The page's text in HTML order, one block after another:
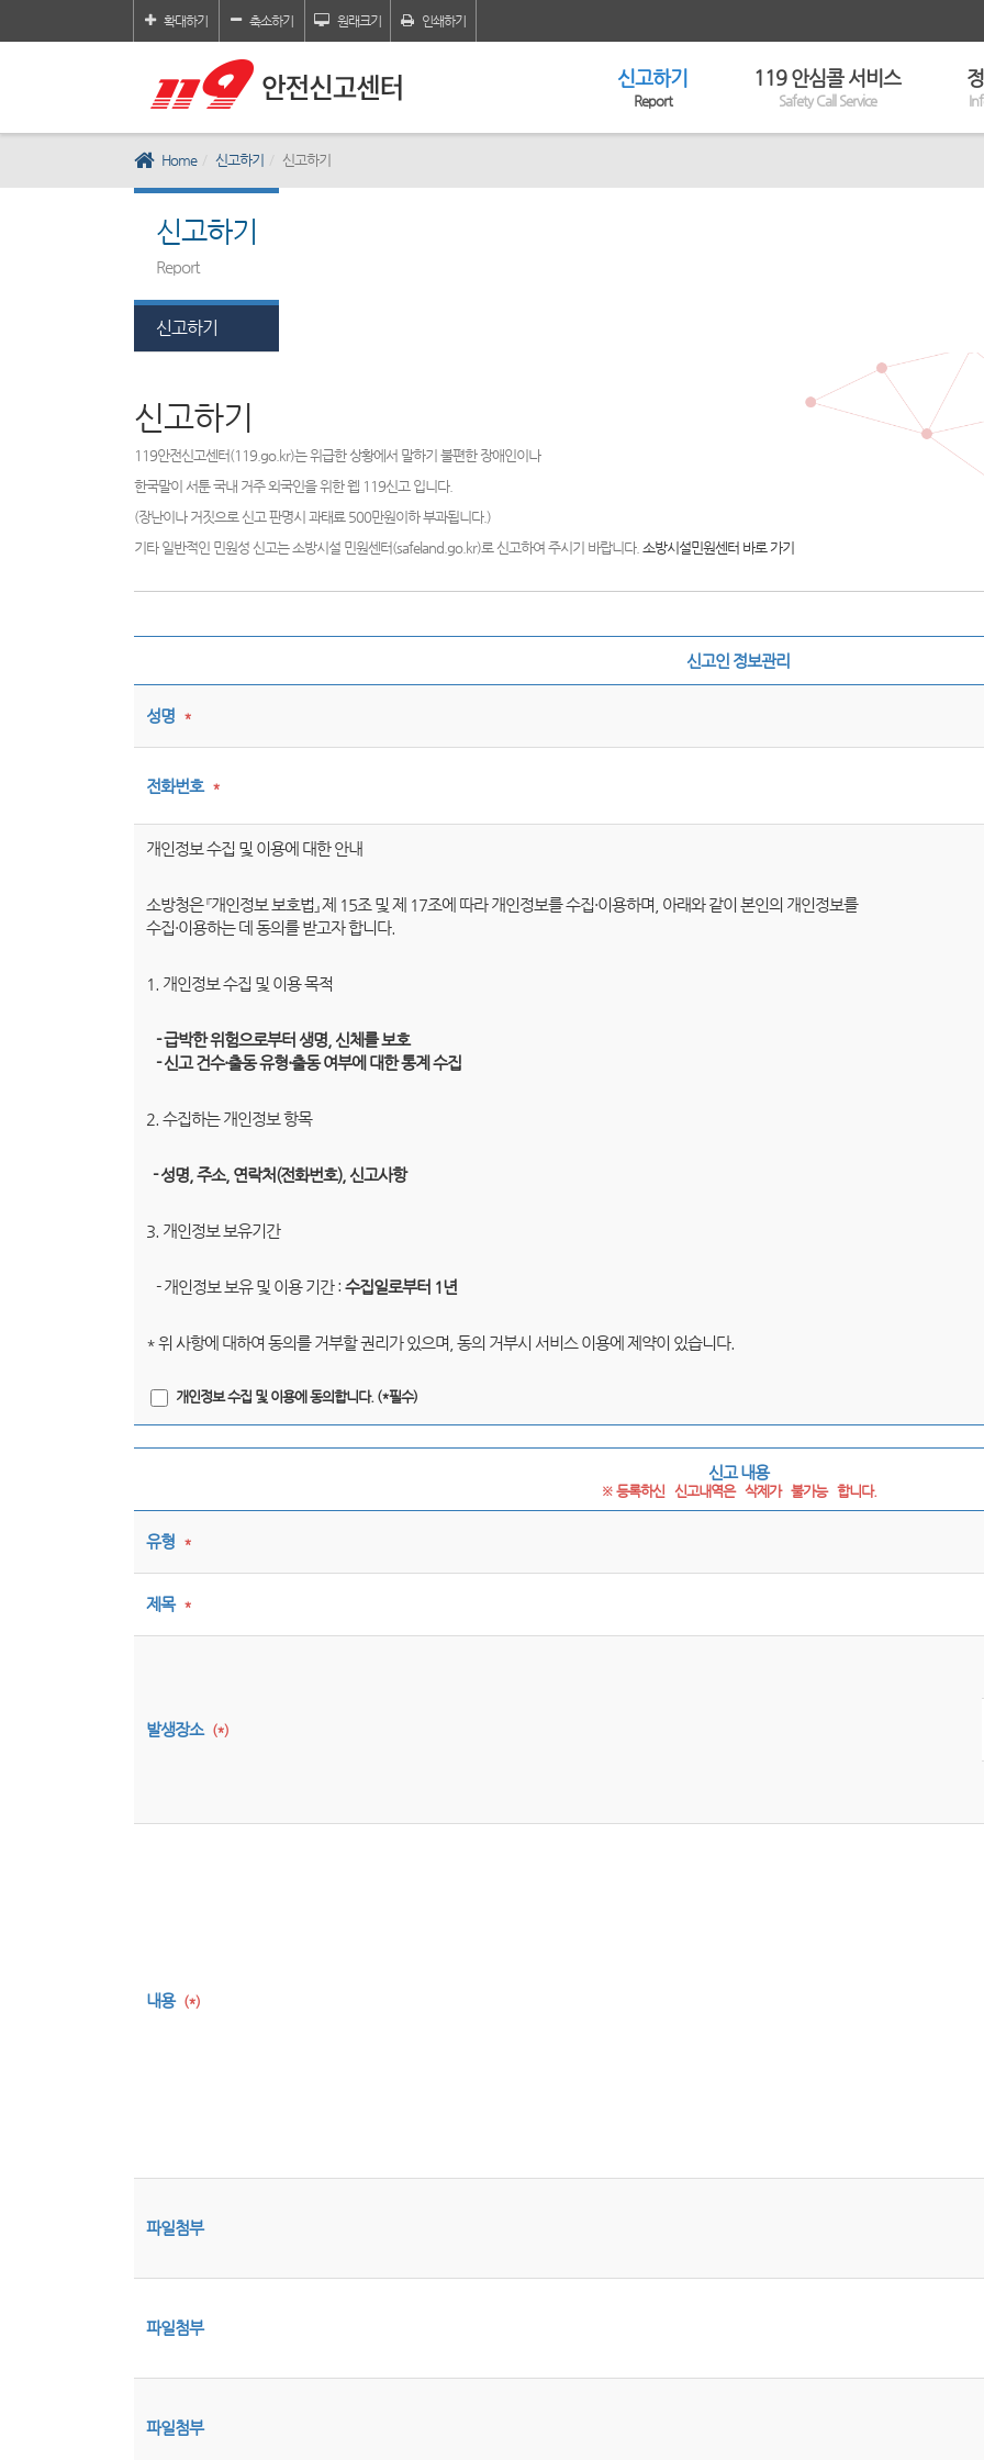
확대하기 축소하기 원래크기 인쇄하기
신고하기
Report
119 안심콜 서비스
Safety Call Service
Home 신고하기 신고하기
신고하기
Report
신고하기
신고하기
119안전신고센터(119.go.kr)는 위급한 상황에서 말하기 불편한 장애인이나
한국말이 서툰 국내 거주 외국인을 위한 웹 119신고 입니다.
(장난이나 거짓으로 신고 판명시 과태료 500만원이하 부과됩니다.)
기타 일반적인 민원성 신고는 소방시설 민원센터(safeland.go.kr)로 신고하여 주시기 바랍니다. 소방시설민원센터 바로 가기
신고인 정보관리
성명 *
전화번호 *
개인정보 수집 및 이용에 대한 안내
소방청은 『개인정보 보호법』 제 15조 및 제 17조에 따라 개인정보를 수집·이용하며, 아래와 같이 본인의 개인정보를
수집·이용하는 데 동의를 받고자 합니다.
1. 개인정보 수집 및 이용 목적
- 급박한 위험으로부터 생명, 신체를 보호
- 신고 건수·출동 유형·출동 여부에 대한 통계 수집
2. 수집하는 개인정보 항목
- 성명, 주소, 연락처(전화번호), 신고사항
3. 개인정보 보유기간
- 개인정보 보유 및 이용 기간 : 수집일로부터 1년
* 위 사항에 대하여 동의를 거부할 권리가 있으며, 동의 거부시 서비스 이용에 제약이 있습니다.
개인정보 수집 및 이용에 동의합니다. (*필수)
신고 내용
※ 등록하신   신고내역은   삭제가   불가능   합니다.
유형 *
제목 *
발생장소 (*)
내용 (*)
파일첨부
파일첨부
파일첨부